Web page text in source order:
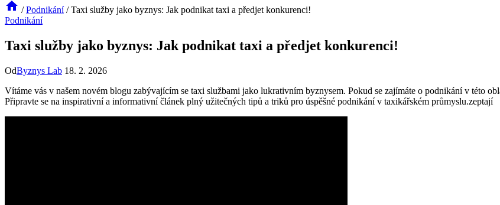
/ Podnikání / Taxi služby jako byznys: Jak podnikat taxi a předjet konkurenci!
Podnikání
Taxi služby jako byznys: Jak podnikat taxi a předjet konkurenci!
OdByznys Lab 18. 2. 2026
Vítáme vás v našem novém blogu zabývajícím se taxi službami jako lukrativním byznysem. Pokud se zajímáte o podnikání v této
Připravte se na inspirativní a informativní článek plný užitečných tipů a triků pro úspěšné podnikání v taxikářském průmyslu.zeptají